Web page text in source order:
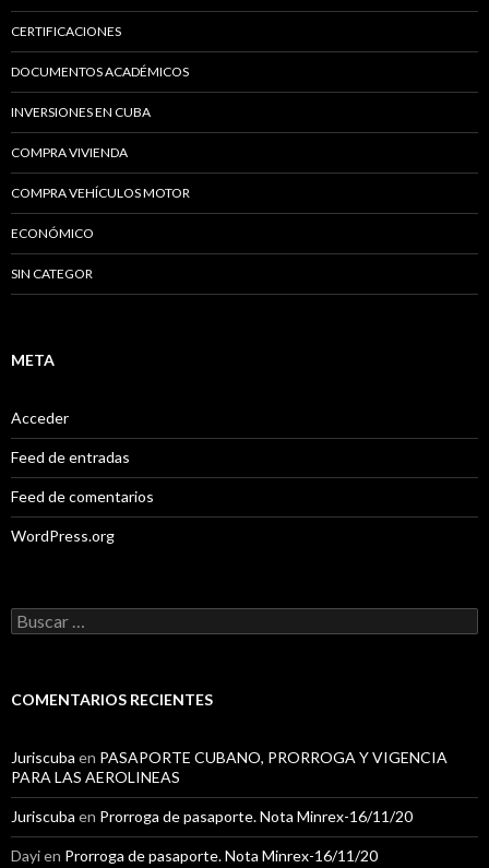
CERTIFICACIONES
DOCUMENTOS ACADÉMICOS
INVERSIONES EN CUBA
COMPRA VIVIENDA
COMPRA VEHÍCULOS MOTOR
ECONÓMICO
SIN CATEGOR
META
Acceder
Feed de entradas
Feed de comentarios
WordPress.org
B
u
a
COMENTARIOS RECIENTES
Juriscuba en PASAPORTE CUBANO, PRORROGA Y VIGENCIA
PARA LAS AEROLINEAS
Juriscuba en Prorroga de pasaporte. Nota Minrex-16/11/20
Dayien Prorroga de pasaporte. Nota Minrex-16/11/20